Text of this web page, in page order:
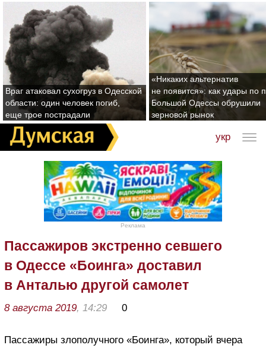
Враг атаковал сухогруз в Одесской
области: один человек погиб,
еще трое пострадали
«Никаких альтернатив
не появится»: как удары по
Большой Одессы обрушили
зерновой рынок
укр
Реклама
Пассажиров экстренно севшего
в Одессе «Боинга» доставил
в Анталью другой самолет
8 августа 2019, 14:29 0
Пассажиры злополучного «Боинга», который вчера